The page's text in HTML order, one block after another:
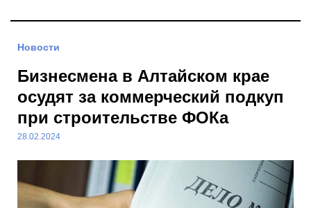
Новости
Бизнесмена в Алтайском крае
осудят за коммерческий подкуп
при строительстве ФОКа
28.02.2024